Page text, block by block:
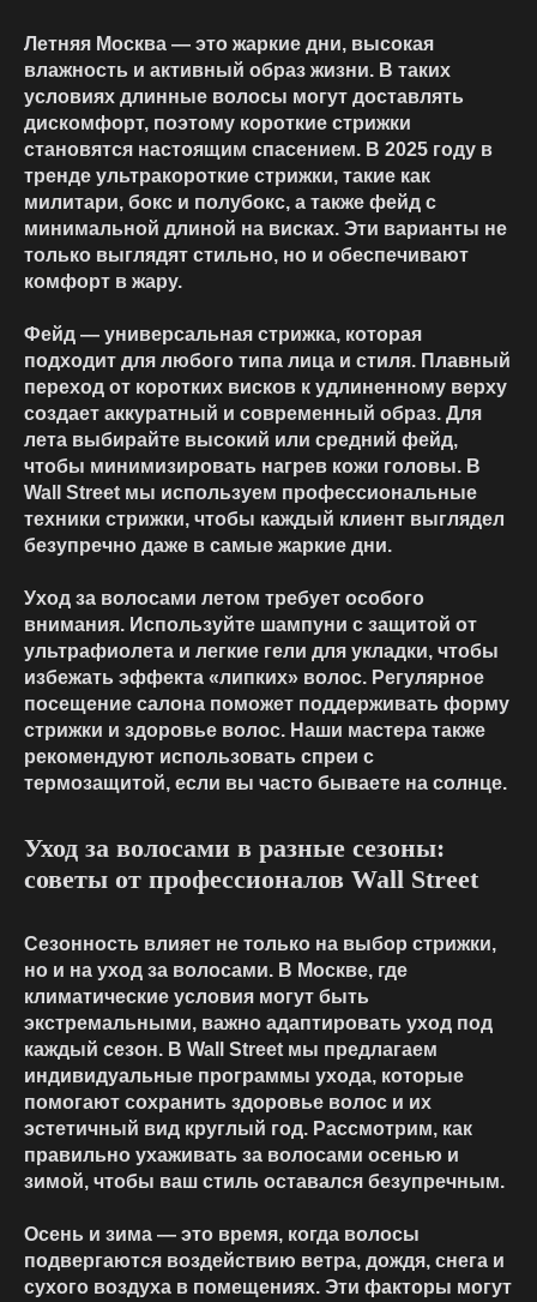
Летняя Москва — это жаркие дни, высокая
влажность и активный образ жизни. В таких
условиях длинные волосы могут доставлять
дискомфорт, поэтому короткие стрижки
становятся настоящим спасением. В 2025 году в
тренде ультракороткие стрижки, такие как
милитари, бокс и полубокс, а также фейд с
минимальной длиной на висках. Эти варианты не
только выглядят стильно, но и обеспечивают
комфорт в жару.
Фейд — универсальная стрижка, которая
подходит для любого типа лица и стиля. Плавный
переход от коротких висков к удлиненному верху
создает аккуратный и современный образ. Для
лета выбирайте высокий или средний фейд,
чтобы минимизировать нагрев кожи головы. В
Wall Street мы используем профессиональные
техники стрижки, чтобы каждый клиент выглядел
безупречно даже в самые жаркие дни.
Уход за волосами летом требует особого
внимания. Используйте шампуни с защитой от
ультрафиолета и легкие гели для укладки, чтобы
избежать эффекта «липких» волос. Регулярное
посещение салона поможет поддерживать форму
стрижки и здоровье волос. Наши мастера также
рекомендуют использовать спреи с
термозащитой, если вы часто бываете на солнце.
Уход за волосами в разные сезоны:
советы от профессионалов Wall Street
Сезонность влияет не только на выбор стрижки,
но и на уход за волосами. В Москве, где
климатические условия могут быть
экстремальными, важно адаптировать уход под
каждый сезон. В Wall Street мы предлагаем
индивидуальные программы ухода, которые
помогают сохранить здоровье волос и их
эстетичный вид круглый год. Рассмотрим, как
правильно ухаживать за волосами осенью и
зимой, чтобы ваш стиль оставался безупречным.
Осень и зима — это время, когда волосы
подвергаются воздействию ветра, дождя, снега и
сухого воздуха в помещениях. Эти факторы могут